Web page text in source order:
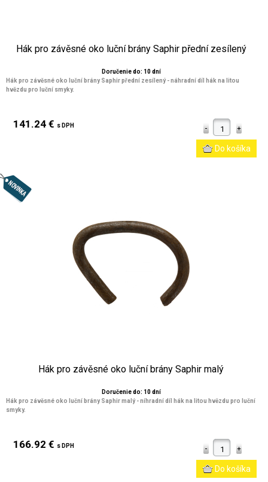
Hák pro závěsné oko luční brány Saphir přední zesílený
Doručenie do: 10 dní
Hák pro závěsné oko luční brány Saphir přední zesílený - náhradní díl hák na litou
hvězdu pro luční smyky.
141.24 € s DPH
Hák pro závěsné oko luční brány Saphir malý
Doručenie do: 10 dní
Hák pro závěsné oko luční brány Saphir malý - níhradní díl hák na litou hvězdu pro luční
smyky.
166.92 € s DPH